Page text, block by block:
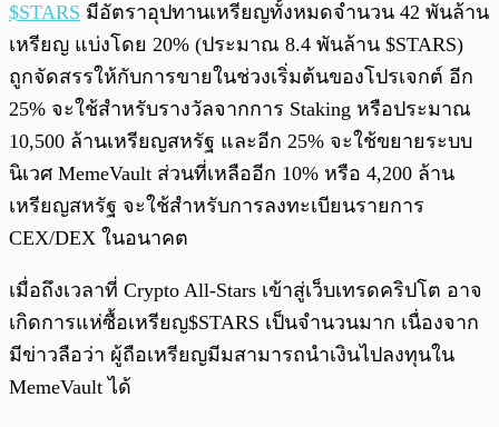
$STARS มีอัตราอุปทานเหรียญทั้งหมดจำนวน 42 พันล้าน
เหรียญ แบ่งโดย 20% (ประมาณ 8.4 พันล้าน $STARS)
ถูกจัดสรรให้กับการขายในช่วงเริ่มต้นของโปรเจกต์ อีก
25% จะใช้สำหรับรางวัลจากการ Staking หรือประมาณ
10,500 ล้านเหรียญสหรัฐ และอีก 25% จะใช้ขยายระบบ
นิเวศ MemeVault ส่วนที่เหลืออีก 10% หรือ 4,200 ล้าน
เหรียญสหรัฐ จะใช้สำหรับการลงทะเบียนรายการ
CEX/DEX ในอนาคต
เมื่อถึงเวลาที่ Crypto All-Stars เข้าสู่เว็บเทรดคริปโต อาจ
เกิดการแห่ซื้อเหรียญ$STARS เป็นจำนวนมาก เนื่องจาก
มีข่าวลือว่า ผู้ถือเหรียญมีมสามารถนำเงินไปลงทุนใน
MemeVault ได้